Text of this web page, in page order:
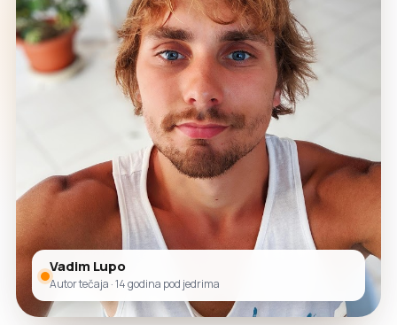
Vadim Lupo
Autor tečaja · 14 godina pod jedrima